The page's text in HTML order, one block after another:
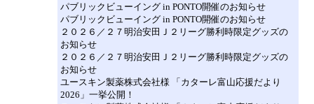
パブリックビューイング in PONTO開催のお知らせ
パブリックビューイング in PONTO開催のお知らせ
２０２６／２７明治安田Ｊ２リーグ勝利時限定グッズの
お知らせ
２０２６／２７明治安田Ｊ２リーグ勝利時限定グッズの
お知らせ
ユースキン製薬株式会社様 「カターレ富山応援だより
2026」一挙公開！